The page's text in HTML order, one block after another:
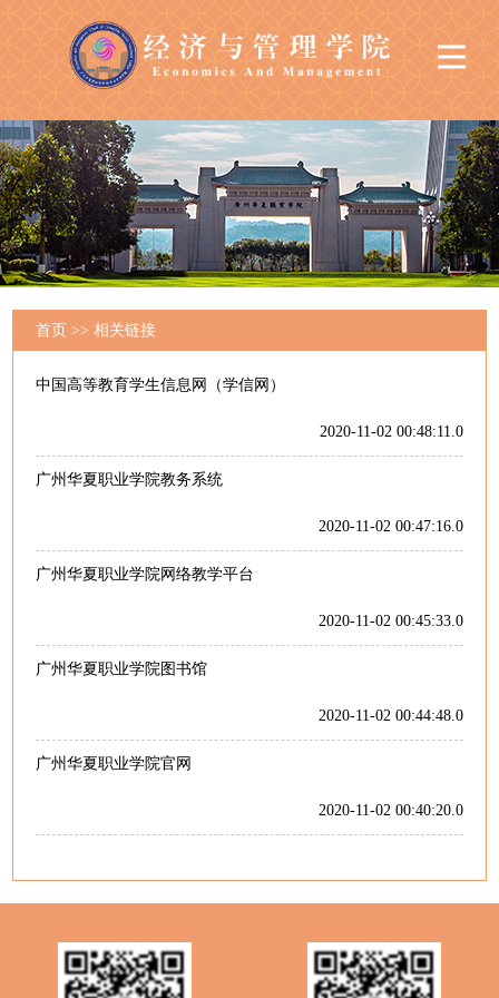
首页 >> 相关链接
中国高等教育学生信息网（学信网）
2020-11-02 00:48:11.0
广州华夏职业学院教务系统
2020-11-02 00:47:16.0
广州华夏职业学院网络教学平台
2020-11-02 00:45:33.0
广州华夏职业学院图书馆
2020-11-02 00:44:48.0
广州华夏职业学院官网
2020-11-02 00:40:20.0